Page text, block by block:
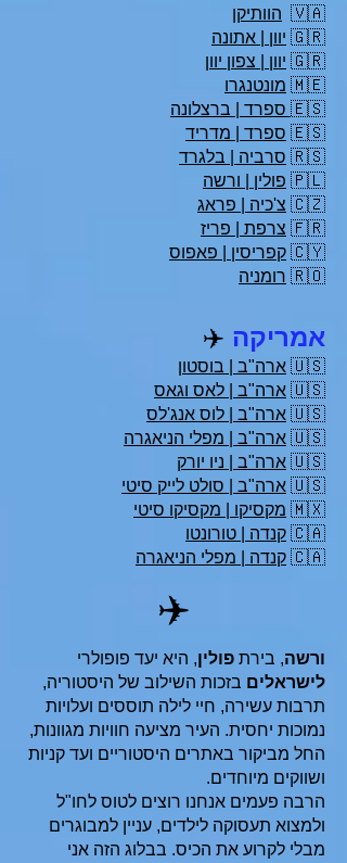
🇻🇦 הוותיקן
🇬🇷 יוון | אתונה
🇬🇷 יוון | צפון יוון
🇲🇪 מונטנגרו
🇪🇸 ספרד | ברצלונה
🇪🇸 ספרד | מדריד
🇷🇸 סרביה | בלגרד
🇵🇱 פולין | ורשה
🇨🇿 צ'כיה | פראג
🇫🇷 צרפת | פריז
🇨🇾 קפריסין | פאפוס
🇷🇴 רומניה
אמריקה ✈️
🇺🇸 ארה"ב | בוסטון
🇺🇸 ארה"ב | לאס וגאס
🇺🇸 ארה"ב | לוס אנג'לס
🇺🇸 ארה"ב | מפלי הניאגרה
🇺🇸 ארה"ב | ניו יורק
🇺🇸 ארה"ב | סולט לייק סיטי
🇲🇽 מקסיקו | מקסיקו סיטי
🇨🇦 קנדה | טורונטו
🇨🇦 קנדה | מפלי הניאגרה
✈️
ורשה, בירת פולין, היא יעד פופולרי
לישראלים בזכות השילוב של היסטוריה,
תרבות עשירה, חיי לילה תוססים ועלויות
נמוכות יחסית. העיר מציעה חוויות מגוונות,
החל מביקור באתרים היסטוריים ועד קניות
ושווקים מיוחדים.
הרבה פעמים אנחנו רוצים לטוס לחו"ל
ולמצוא תעסוקה לילדים, עניין למבוגרים
מבלי לקרוע את הכיס. בבלוג הזה אני